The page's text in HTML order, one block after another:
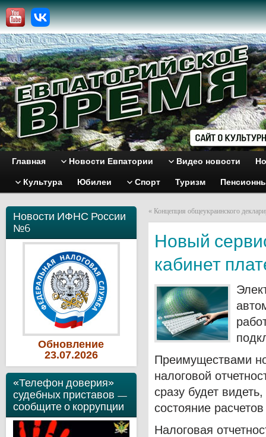
Главная Новости Евпатории Видео новости
Культура Юбилеи Спорт Туризм
Новости ИФНС России
№6
Обновление
23.07.2026
«Телефон доверия»
судебных приставов —
сообщите о коррупции
« Концепция общеукраинского
Новый
кабинет
Преимуществами
налоговой
сразу будет
состояние
Налоговая